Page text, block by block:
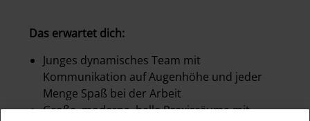
Das erwartet dich:
Junges dynamisches Team mit
Kommunikation auf Augenhöhe und jeder
Menge Spaß bei der Arbeit
Große, moderne, helle Praxisräume mit